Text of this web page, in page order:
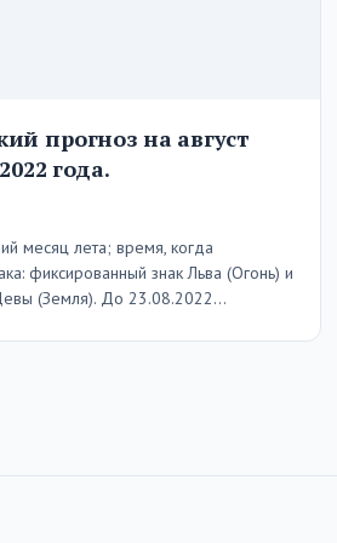
прогноз на август
года.
месяц лета; время, когда
фиксированный знак Льва (Огонь) и
(Земля). До 23.08.2022…